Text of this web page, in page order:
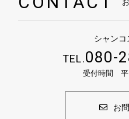
シャンコ
TEL.080-
受付時間 平
お